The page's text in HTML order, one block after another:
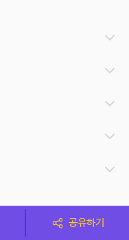
공유하기